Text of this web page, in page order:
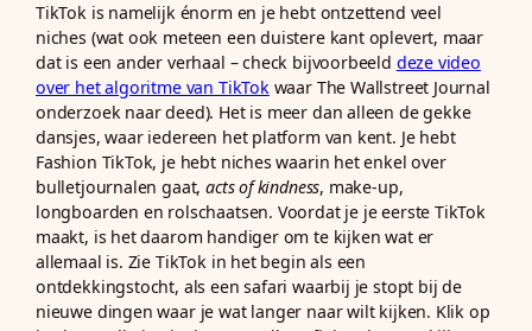
TikTok is namelijk énorm en je hebt ontzettend veel
niches (wat ook meteen een duistere kant oplevert, maar
dat is een ander verhaal – check bijvoorbeeld deze video
over het algoritme van TikTokwaar The Wallstreet Journal
onderzoek naar deed). Het is meer dan alleen de gekke
dansjes, waar iedereen het platform van kent. Je hebt
Fashion TikTok, je hebt niches waarin het enkel over
bulletjournalen gaat, acts of kindness, make-up,
longboarden en rolschaatsen. Voordat je je eerste TikTok
maakt, is het daarom handiger om te kijken wat er
allemaal is. Zie TikTok in het begin als een
ontdekkingstocht, als een safari waarbij je stopt bij de
nieuwe dingen waar je wat langer naar wilt kijken. Klik op